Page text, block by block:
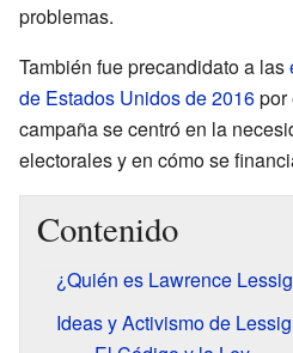
problemas.
También fue precandidato a las
de Estados Unidos de 2016por
campaña se centró en la
electorales y en cómo se
Contenido
¿Quién es Lawrence
Ideas y Activismo de Lessig